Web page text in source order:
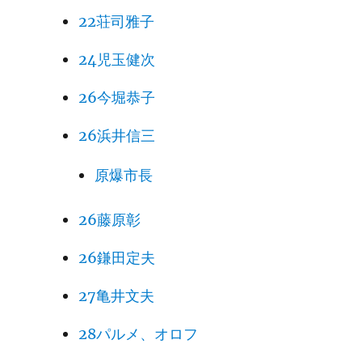
22荘司雅子
24児玉健次
26今堀恭子
26浜井信三
原爆市長
26藤原彰
26鎌田定夫
27亀井文夫
28パルメ、オロフ